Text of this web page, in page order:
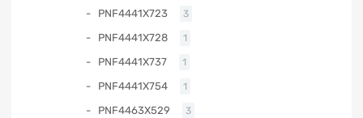
PNF4441X723 3
PNF4441X728 1
PNF4441X737 1
PNF4441X754 1
PNF4463X529 3